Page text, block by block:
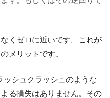
くゼロに近いです。これが
メリットです。
ッシュクラッシュのような
る損失はありません。その